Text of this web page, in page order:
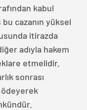
kabul
cazanın yüksel
itirazda
adıyla hakem
etmelidir.
sonrası
ödeyerek